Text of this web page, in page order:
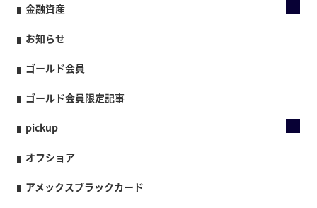
金融資産
お知らせ
ゴールド会員
ゴールド会員限定記事
pickup
オフショア
アメックスブラックカード